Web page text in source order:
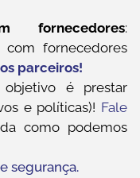
fornecedores:
com fornecedores
parceiros!
é prestar
e políticas)! Fale
como podemos
segurança.